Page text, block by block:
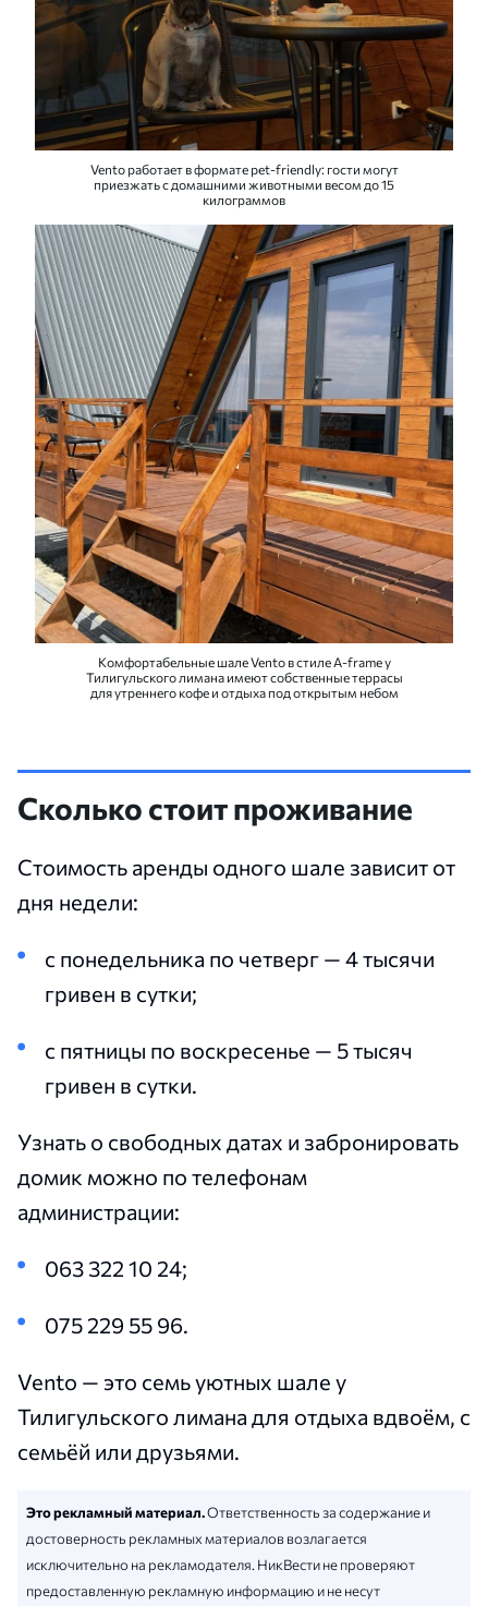
Vento работает в формате pet-friendly: гости могут
приезжать с домашними животными весом до 15
килограммов
Комфортабельные шале Vento в стиле A-frame у
Тилигульского лимана имеют собственные террасы
для утреннего кофе и отдыха под открытым небом
Сколько стоит проживание
Стоимость аренды одного шале зависит от
дня недели:
с понедельника по четверг — 4 тысячи
гривен в сутки;
с пятницы по воскресенье — 5 тысяч
гривен в сутки.
Узнать о свободных датах и забронировать
домик можно по телефонам
администрации:
063 322 10 24;
075 229 55 96.
Vento — это семь уютных шале у
Тилигульского лимана для отдыха вдвоём, с
семьёй или друзьями.
Это рекламный материал.Ответственность за содержание и
достоверность рекламных материалов возлагается
исключительно на рекламодателя. НикВести не проверяют
предоставленную рекламную информацию и не несут